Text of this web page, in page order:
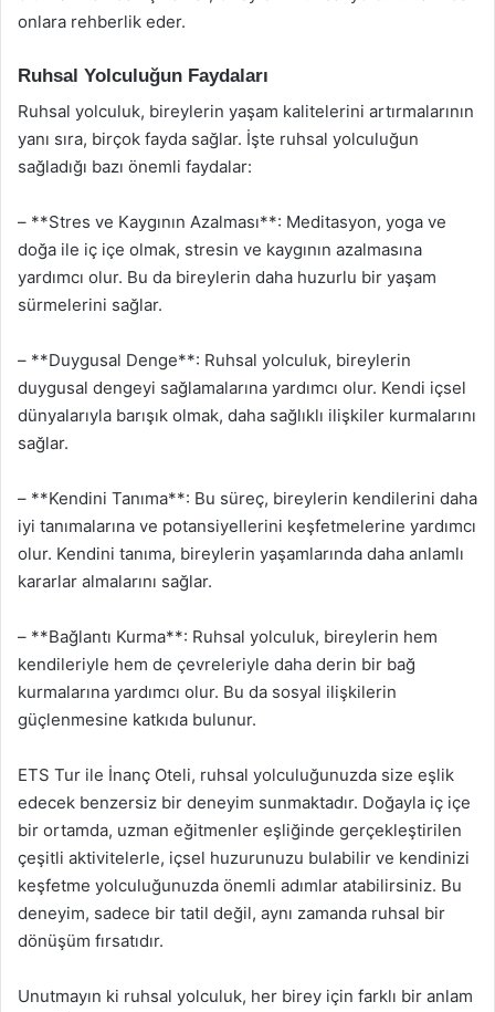
onlara rehberlik eder.
Ruhsal Yolculuğun Faydaları
Ruhsal yolculuk, bireylerin yaşam kalitelerini artırmalarının
yanı sıra, birçok fayda sağlar. İşte ruhsal yolculuğun
sağladığı bazı önemli faydalar:
– **Stres ve Kaygının Azalması**: Meditasyon, yoga ve
doğa ile iç içe olmak, stresin ve kaygının azalmasına
yardımcı olur. Bu da bireylerin daha huzurlu bir yaşam
sürmelerini sağlar.
– **Duygusal Denge**: Ruhsal yolculuk, bireylerin
duygusal dengeyi sağlamalarına yardımcı olur. Kendi içsel
dünyalarıyla barışık olmak, daha sağlıklı ilişkiler kurmalarını
sağlar.
– **Kendini Tanıma**: Bu süreç, bireylerin kendilerini daha
iyi tanımalarına ve potansiyellerini keşfetmelerine yardımcı
olur. Kendini tanıma, bireylerin yaşamlarında daha anlamlı
kararlar almalarını sağlar.
– **Bağlantı Kurma**: Ruhsal yolculuk, bireylerin hem
kendileriyle hem de çevreleriyle daha derin bir bağ
kurmalarına yardımcı olur. Bu da sosyal ilişkilerin
güçlenmesine katkıda bulunur.
ETS Tur ile İnanç Oteli, ruhsal yolculuğunuzda size eşlik
edecek benzersiz bir deneyim sunmaktadır. Doğayla iç içe
bir ortamda, uzman eğitmenler eşliğinde gerçekleştirilen
çeşitli aktivitelerle, içsel huzurunuzu bulabilir ve kendinizi
keşfetme yolculuğunuzda önemli adımlar atabilirsiniz. Bu
deneyim, sadece bir tatil değil, aynı zamanda ruhsal bir
dönüşüm fırsatıdır.
Unutmayın ki ruhsal yolculuk, her birey için farklı bir anlam